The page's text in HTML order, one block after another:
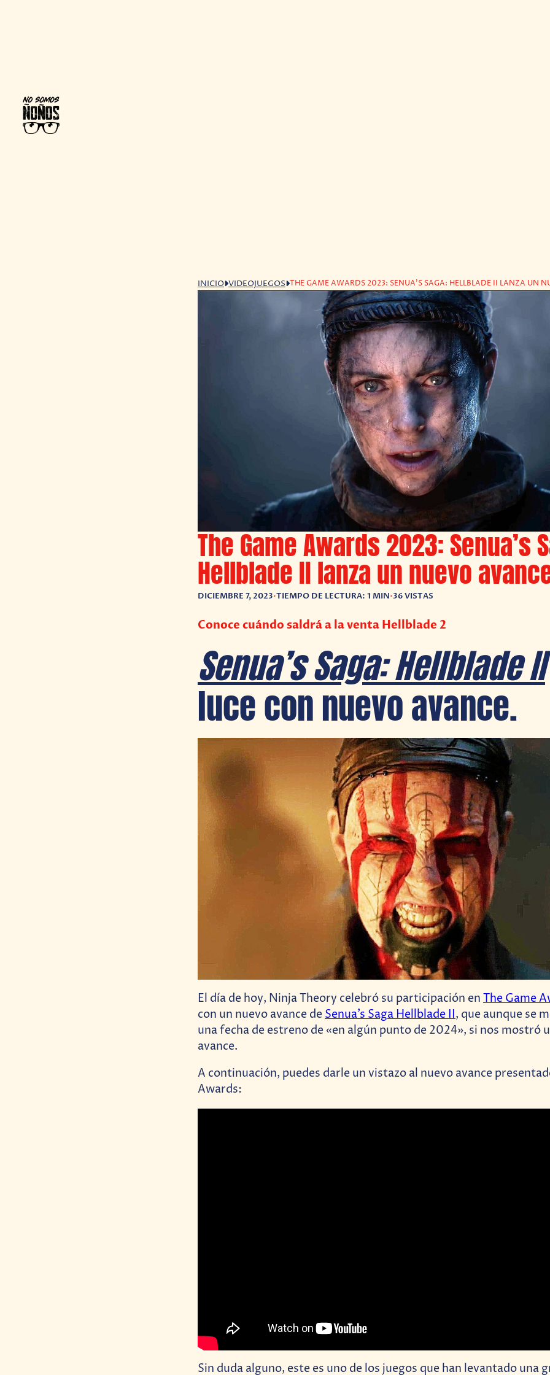
INICIO VIDEOJUEGOS THE GAME AWARDS 2023: SENUA'S SAGA: HELLBLADE II LANZA UN
The Game Awards 2023: Senua’s
Hellblade II lanza un nuevo
DICIEMBRE 7, 2023•TIEMPO DE LECTURA: 1 MIN•36 VISTAS
Conoce cuándo saldrá a la venta Hellblade 2
Senua’s Saga: Hellblade II
luce con nuevo avance.
El día de hoy, Ninja Theory celebró su participación en The Game
con un nuevo avance de Senua’s Saga Hellblade II, que aunque se
una fecha de estreno de «en algún punto de 2024», si nos mostró
avance.
A continuación, puedes darle un vistazo al nuevo avance
Awards:
Sin duda alguno, este es uno de los juegos que han levantado una